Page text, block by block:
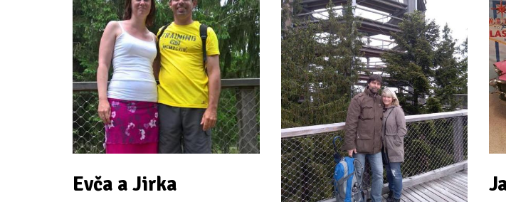
Evča a Jirka